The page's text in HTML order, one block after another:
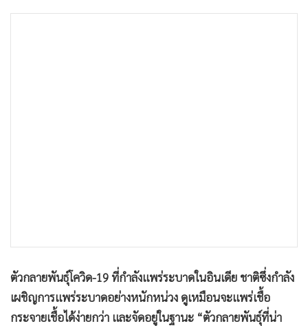
• จีน
• Factcheck
•
• News1
• Gotomanager
ตัวกลายพันธุ์โควิด-19 ที่กำลังแพร่ระบาดในอินเดีย ชาติซึ่งกำลัง
เผชิญการแพร่ระบาดอย่างหนักหน่วง ดูเหมือนจะแพร่เชื้อ
กระจายเชื้อได้ง่ายกว่า และจัดอยู่ในฐานะ “ตัวกลายพันธุ์ที่น่า